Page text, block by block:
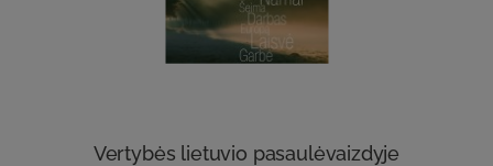
Vertybės lietuvio pasaulėvaizdyje